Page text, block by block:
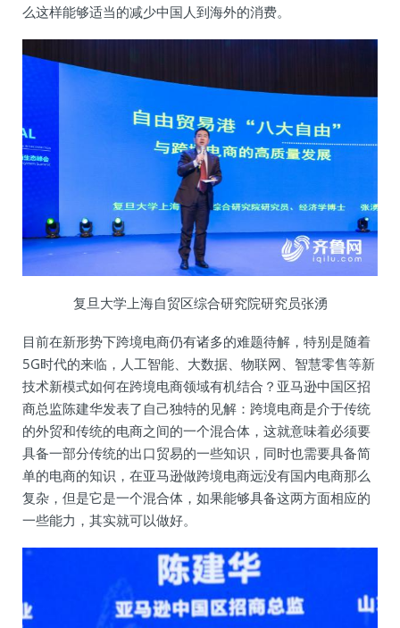
么这样能够适当的减少中国人到海外的消费。
复旦大学上海自贸区综合研究院研究员张湧
目前在新形势下跨境电商仍有诸多的难题待解，特别是随着
5G时代的来临，人工智能、大数据、物联网、智慧零售等新
技术新模式如何在跨境电商领域有机结合？亚马逊中国区招
商总监陈建华发表了自己独特的见解：跨境电商是介于传统
的外贸和传统的电商之间的一个混合体，这就意味着必须要
具备一部分传统的出口贸易的一些知识，同时也需要具备简
单的电商的知识，在亚马逊做跨境电商远没有国内电商那么
复杂，但是它是一个混合体，如果能够具备这两方面相应的
一些能力，其实就可以做好。